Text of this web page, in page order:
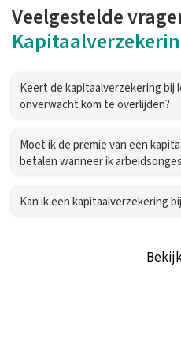
Veelgestelde
Keert de kapitaalverzekering bij
onverwacht kom te overlijden?
Moet ik de premie van een
betalen wanneer ik
Kan ik een kapitaalverzekering